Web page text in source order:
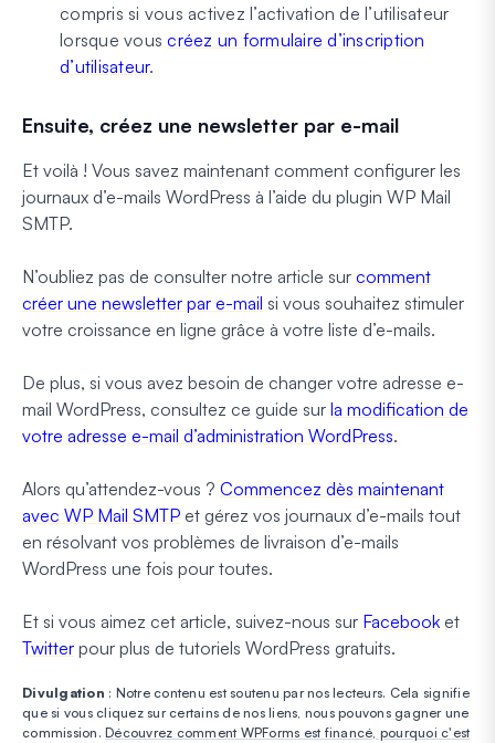
compris si vous activez l’activation de l’utilisateur
lorsque vouscréez un formulaire d’inscription
d’utilisateur.
Ensuite, créez une newsletter par e-mail
Et voilà ! Vous savez maintenant comment configurer les
journaux d’e-mails WordPress à l’aide du plugin WP Mail
SMTP.
N’oubliez pas de consulter notre article sur comment
créer une newsletter par e-mail si vous souhaitez stimuler
votre croissance en ligne grâce à votre liste d’e-mails.
De plus, si vous avez besoin de changer votre adresse e-
mail WordPress, consultez ce guide sur la modification de
votre adresse e-mail d’administration WordPress.
Alors qu’attendez-vous ? Commencez dès maintenant
avec WP Mail SMTP et gérez vos journaux d’e-mails tout
en résolvant vos problèmes de livraison d’e-mails
WordPress une fois pour toutes.
Et si vous aimez cet article, suivez-nous sur Facebook et
Twitter pour plus de tutoriels WordPress gratuits.
Divulgation : Notre contenu est soutenu par nos lecteurs. Cela signifie
que si vous cliquez sur certains de nos liens, nous pouvons gagner une
commission. Découvrez comment WPForms est financé, pourquoi c'est